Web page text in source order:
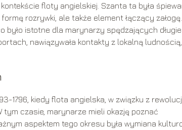
floty angielskiej. Szanta ta była
rozrywki, ale także element łączący załogę.
było istotne dla marynarzy spędzających długie
nawiązywała kontakty z lokalną
1796, kiedy flota angielska, w związku z
czasie, marynarze mieli okazję poznać
aspektem tego okresu była wymiana